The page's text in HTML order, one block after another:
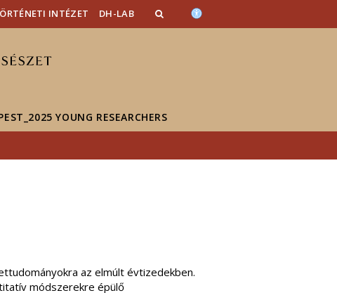
INTÉZET DH-LAB
YOUNG RESEARCHERS
az elmúlt évtizedekben.
módszerekre épülő